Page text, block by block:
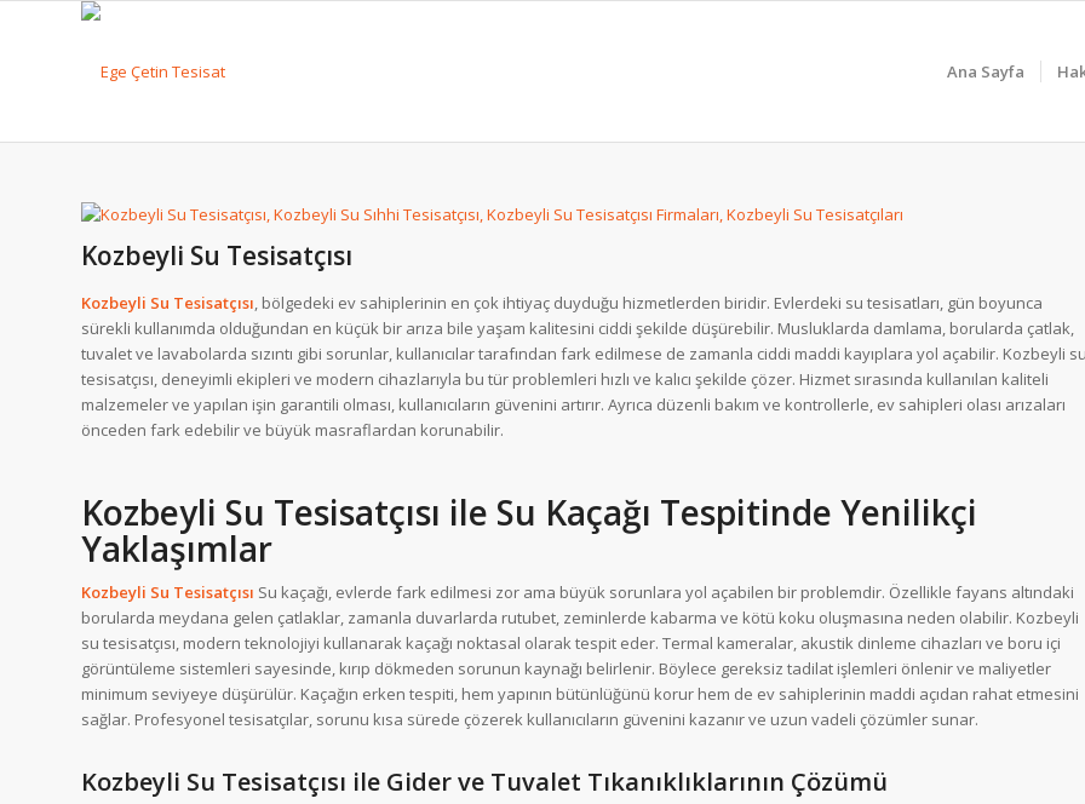
Ana Sayfa
Kozbeyli Su Tesisatçısı
Kozbeyli Su Tesisatçısı, bölgedeki ev sahiplerinin en çok ihtiyaç duyduğu hizmetlerden biridir. Evlerdeki su tesisatları, gün boyunca
sürekli kullanımda olduğundan en küçük bir arıza bile yaşam kalitesini ciddi şekilde düşürebilir. Musluklarda damlama, borularda çatlak,
tuvalet ve lavabolarda sızıntı gibi sorunlar, kullanıcılar tarafından fark edilmese de zamanla ciddi maddi kayıplara yol açabilir. Kozbeyli
tesisatçısı, deneyimli ekipleri ve modern cihazlarıyla bu tür problemleri hızlı ve kalıcı şekilde çözer. Hizmet sırasında kullanılan kaliteli
malzemeler ve yapılan işin garantili olması, kullanıcıların güvenini artırır. Ayrıca düzenli bakım ve kontrollerle, ev sahipleri olası arızaları
önceden fark edebilir ve büyük masraflardan korunabilir.
Kozbeyli Su Tesisatçısı ile Su Kaçağı Tespitinde Yenilikçi
Yaklaşımlar
Kozbeyli Su Tesisatçısı Su kaçağı, evlerde fark edilmesi zor ama büyük sorunlara yol açabilen bir problemdir. Özellikle fayans altındaki
borularda meydana gelen çatlaklar, zamanla duvarlarda rutubet, zeminlerde kabarma ve kötü koku oluşmasına neden olabilir. Kozbeyli
su tesisatçısı, modern teknolojiyi kullanarak kaçağı noktasal olarak tespit eder. Termal kameralar, akustik dinleme cihazları ve boru içi
görüntüleme sistemleri sayesinde, kırıp dökmeden sorunun kaynağı belirlenir. Böylece gereksiz tadilat işlemleri önlenir ve maliyetler
minimum seviyeye düşürülür. Kaçağın erken tespiti, hem yapının bütünlüğünü korur hem de ev sahiplerinin maddi açıdan rahat etmesini
sağlar. Profesyonel tesisatçılar, sorunu kısa sürede çözerek kullanıcıların güvenini kazanır ve uzun vadeli çözümler sunar.
Kozbeyli Su Tesisatçısı ile Gider ve Tuvalet Tıkanıklıklarının Çözümü